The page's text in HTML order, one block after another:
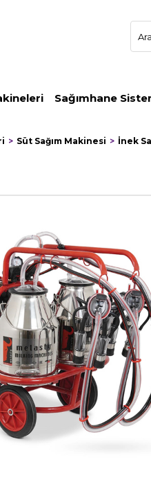
Sağımhane
Süt Sağım Makinesi İnek